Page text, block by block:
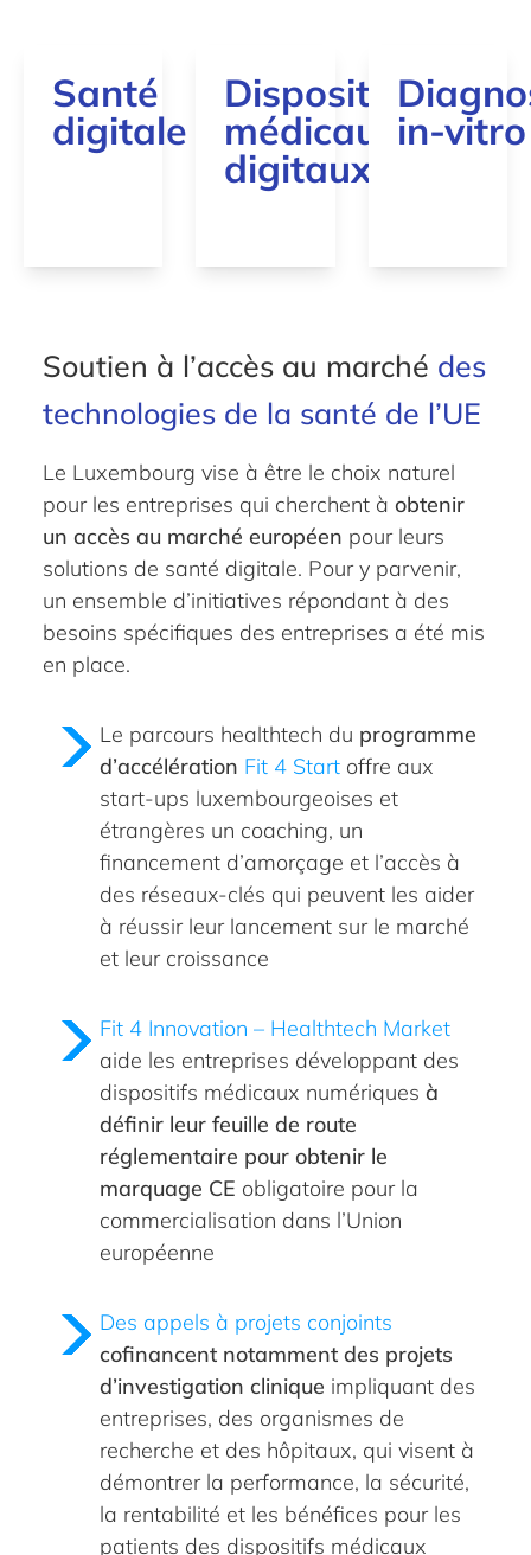
Santé
digitale
Dispositifs
médicaux
digitaux
in-vitro
Soutien à l’accès au marché des
technologies de la santé de l’UE
Le Luxembourg vise à être le choix naturel
pour les entreprises qui cherchent à obtenir
un accès au marché européen pour leurs
solutions de santé digitale. Pour y parvenir,
un ensemble d’initiatives répondant à des
besoins spécifiques des entreprises a été mis
en place.
Le parcours healthtech du programme
d’accélération Fit 4 Start offre aux
start-ups luxembourgeoises et
étrangères un coaching, un
financement d’amorçage et l’accès à
des réseaux-clés qui peuvent les aider
à réussir leur lancement sur le marché
et leur croissance
Fit 4 Innovation – Healthtech Market
aide les entreprises développant des
dispositifs médicaux numériques à
définir leur feuille de route
réglementaire pour obtenir le
marquage CE obligatoire pour la
commercialisation dans l’Union
européenne
Des appels à projets conjoints
cofinancent notamment des projets
d’investigation clinique impliquant des
entreprises, des organismes de
recherche et des hôpitaux, qui visent à
démontrer la performance, la sécurité,
la rentabilité et les bénéfices pour les
patients des dispositifs médicaux